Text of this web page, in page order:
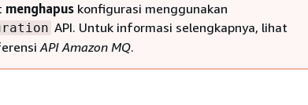
menghapus konfigurasi menggunakan
API. Untuk informasi selengkapnya, lihat
API Amazon MQ.